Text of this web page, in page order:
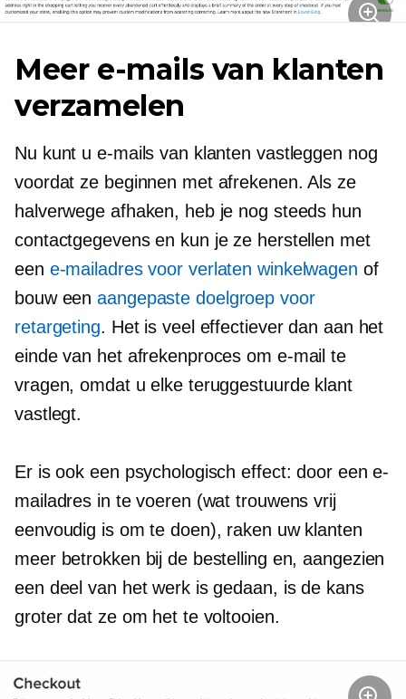
Meer e-mails van klanten
verzamelen
Nu kunt u e-mails van klanten vastleggen nog
voordat ze beginnen met afrekenen. Als ze
halverwege afhaken, heb je nog steeds hun
contactgegevens en kun je ze herstellen met
een e-mailadres voor verlaten winkelwagen of
bouw eenaangepaste doelgroep voor
retargeting. Het is veel effectiever dan aan het
einde van het afrekenproces om e-mail te
vragen, omdat u elke teruggestuurde klant
vastlegt.
Er is ook een psychologisch effect: door een e-
mailadres in te voeren (wat trouwens vrij
eenvoudig is om te doen), raken uw klanten
meer betrokken bij de bestelling en, aangezien
een deel van het werk is gedaan, is de kans
groter dat ze om het te voltooien.